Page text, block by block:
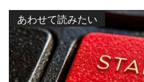
あわせて読みたい